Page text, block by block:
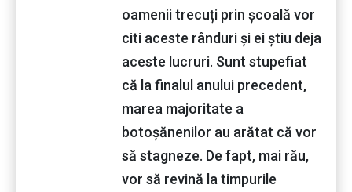
oamenii trecuți prin școală vor
citi aceste rânduri și ei știu deja
aceste lucruri. Sunt stupefiat
că la finalul anului precedent,
marea majoritate a
botoșănenilor au arătat că vor
să stagneze. De fapt, mai rău,
vor să revină la timpurile